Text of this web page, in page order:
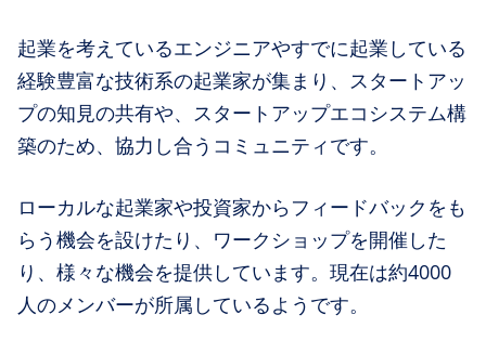
起業を考えているエンジニアやすでに起業している
経験豊富な技術系の起業家が集まり、スタートアッ
プの知見の共有や、スタートアップエコシステム構
築のため、協力し合うコミュニティです。
ローカルな起業家や投資家からフィードバックをも
らう機会を設けたり、ワークショップを開催した
り、様々な機会を提供しています。現在は約4000
人のメンバーが所属しているようです。